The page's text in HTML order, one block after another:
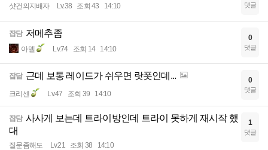
샷건의지배자 Lv.38 조회 43 14:10 댓글
잡담 저메추좀
아델 Lv.74 조회 14 14:10
0
댓글
잡담 근데 보통 레이드가 쉬우면 랏폿인데...
크리센 Lv.47 조회 39 14:10
0
댓글
잡담 사사게 보는데 트라이방인데 트라이 못하게 재시작 했
대
질문좀해도 Lv.21 조회 38 14:10
1
댓글